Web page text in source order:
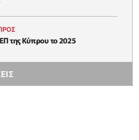
της Κύπρου το 2025